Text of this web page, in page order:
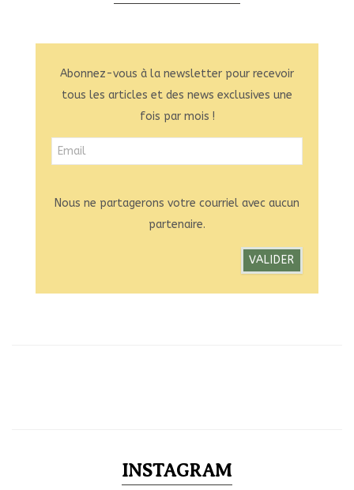
Abonnez-vous à la newsletter pour recevoir
tous les articles et des news exclusives une
fois par mois !
Nous ne partagerons votre courriel avec aucun
partenaire.
INSTAGRAM